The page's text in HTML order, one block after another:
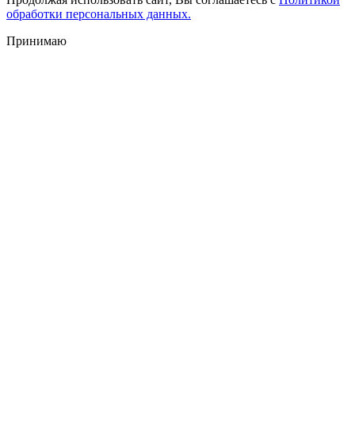
обработки персональных данных.
Принимаю